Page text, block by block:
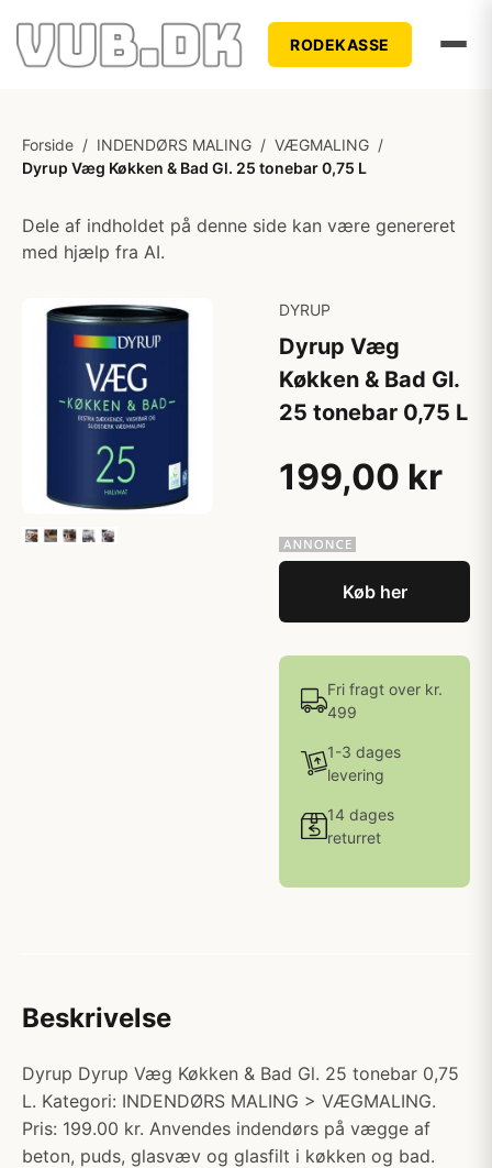
RODEKASSE
Forside / INDENDØRS MALING / VÆGMALING /
Dyrup Væg Køkken & Bad Gl. 25 tonebar 0,75 L
Dele af indholdet på denne side kan være genereret
med hjælp fra AI.
DYRUP
Dyrup Væg
Køkken & Bad Gl.
25 tonebar 0,75 L
199,00 kr
Køb her
Fri fragt over kr.
499
1-3 dages
levering
14 dages
returret
Beskrivelse
Dyrup Dyrup Væg Køkken & Bad Gl. 25 tonebar 0,75
L. Kategori: INDENDØRS MALING > VÆGMALING.
Pris: 199.00 kr. Anvendes indendørs på vægge af
beton, puds, glasvæv og glasfilt i køkken og bad.